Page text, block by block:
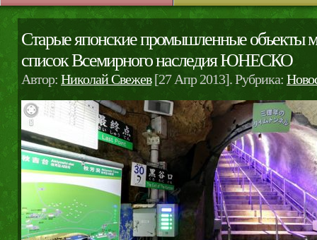
Старые японские промышленные объекты
список Всемирного наследия ЮНЕСКО
Автор: Николай Свежев[27 Апр 2013]. Рубрика: